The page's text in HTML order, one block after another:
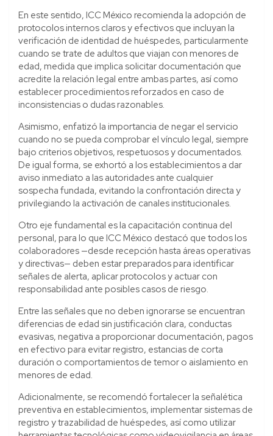
En este sentido, ICC México recomienda la adopción de
protocolos internos claros y efectivos que incluyan la
verificación de identidad de huéspedes, particularmente
cuando se trate de adultos que viajan con menores de
edad, medida que implica solicitar documentación que
acredite la relación legal entre ambas partes, así como
establecer procedimientos reforzados en caso de
inconsistencias o dudas razonables.
Asimismo, enfatizó la importancia de negar el servicio
cuando no se pueda comprobar el vínculo legal, siempre
bajo criterios objetivos, respetuosos y documentados.
De igual forma, se exhortó a los establecimientos a dar
aviso inmediato a las autoridades ante cualquier
sospecha fundada, evitando la confrontación directa y
privilegiando la activación de canales institucionales.
Otro eje fundamental es la capacitación continua del
personal, para lo que ICC México destacó que todos los
colaboradores —desde recepción hasta áreas operativas
y directivas— deben estar preparados para identificar
señales de alerta, aplicar protocolos y actuar con
responsabilidad ante posibles casos de riesgo.
Entre las señales que no deben ignorarse se encuentran
diferencias de edad sin justificación clara, conductas
evasivas, negativa a proporcionar documentación, pagos
en efectivo para evitar registro, estancias de corta
duración o comportamientos de temor o aislamiento en
menores de edad.
Adicionalmente, se recomendó fortalecer la señalética
preventiva en establecimientos, implementar sistemas de
registro y trazabilidad de huéspedes, así como utilizar